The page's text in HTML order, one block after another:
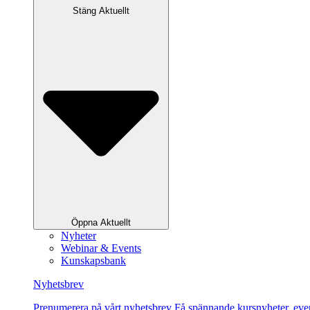
Stäng Aktuellt
Öppna Aktuellt
Nyheter
Webinar & Events
Kunskapsbank
Nyhetsbrev
Pre­nu­me­re­ra på vårt ny­hets­brev Få spännande kursnyheter,